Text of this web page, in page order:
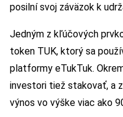
posilní svoj záväzok k
Jedným z kľúčových
token TUK, ktorý sa
platformy eTukTuk.
investori tiež stakovať, a
výnos vo výške viac ako